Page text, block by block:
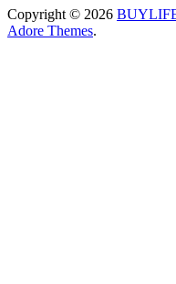
Copyright © 2026
Adore Themes.